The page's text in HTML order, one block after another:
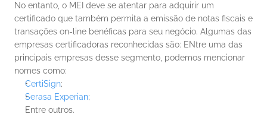
No entanto, o MEI deve se atentar para adquirir um
certificado que também permita a emissão de notas fiscais e
transações on-line benéficas para seu negócio. Algumas das
empresas certificadoras reconhecidas são: ENtre uma das
principais empresas desse segmento, podemos mencionar
nomes como:
CertiSign;
Serasa Experian;
Entre outros.